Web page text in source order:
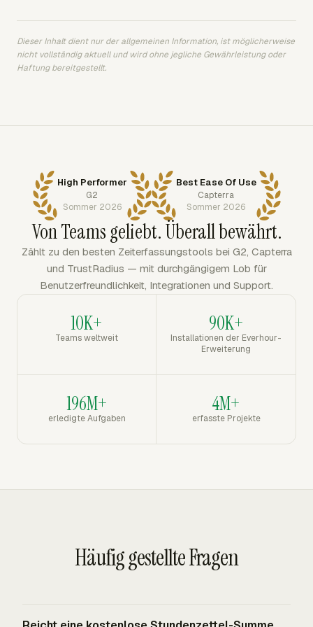
Dieser Inhalt dient nur der allgemeinen Information, ist möglicherweise
nicht vollständig aktuell und wird ohne jegliche Gewährleistung oder
Haftung bereitgestellt.
High Performer
G2
Sommer 2026
Best Ease Of Use
Capterra
Sommer 2026
Von Teams geliebt. Überall bewährt.
Zählt zu den besten Zeiterfassungstools bei G2, Capterra
und TrustRadius — mit durchgängigem Lob für
Benutzerfreundlichkeit, Integrationen und Support.
10K+
Teams weltweit
90K+
Installationen der Everhour-
Erweiterung
196M+
erledigte Aufgaben
4M+
erfasste Projekte
Häufig gestellte Fragen